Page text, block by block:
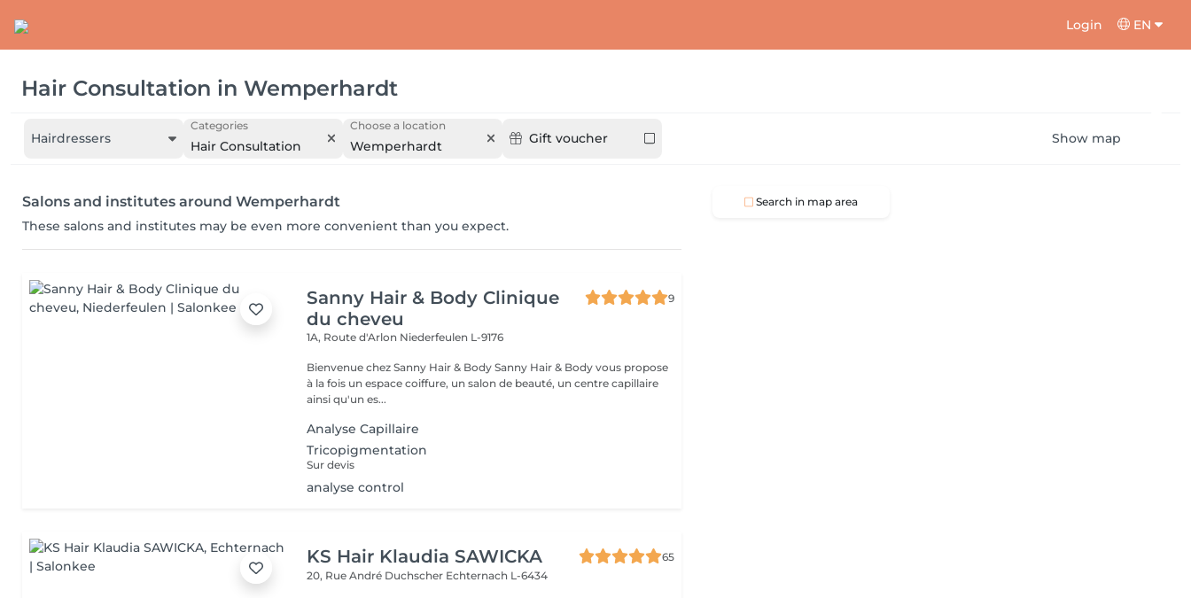
Login EN
Hair Consultation in Wemperhardt
Hairdressers
Categories
Hair Consultation
Choose a location
Wemperhardt Gift voucher Show map
Salons and institutes around Wemperhardt
These salons and institutes may be even more convenient than you expect.
Sanny Hair & Body Clinique
du cheveu
9
1A, Route d'Arlon Niederfeulen L-9176
Bienvenue chez Sanny Hair & Body Sanny Hair & Body vous propose
à la fois un espace coiffure, un salon de beauté, un centre capillaire
ainsi qu'un es...
Analyse Capillaire
Tricopigmentation
Sur devis
analyse control
KS Hair Klaudia SAWICKA
65
20, Rue André Duchscher Echternach L-6434
Search in map area